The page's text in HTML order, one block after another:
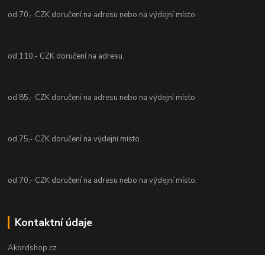
od 70,- CZK doručení na adresu nebo na výdejní místo.
od 110,- CZK doručení na adresu.
od 85,- CZK doručení na adresu nebo na výdejní místo.
od 75,- CZK doručení na výdejní místo.
od 70,- CZK doručení na adresu nebo na výdejní místo.
Kontaktní údaje
Akordshop.cz